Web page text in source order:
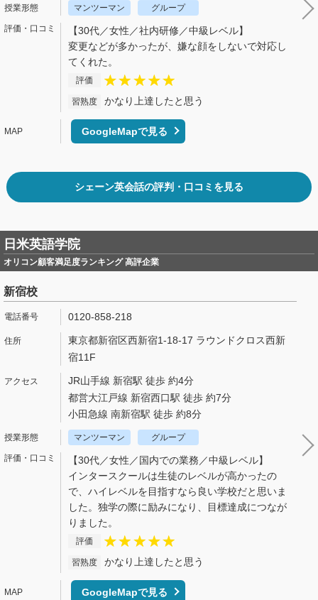
マンツーマン グループ
【30代／女性／社内研修／中級レベル】
変更などが多かったが、嫌な顔をしないで対応し
てくれた。
評価
習熟度 かなり上達したと思う
GoogleMapで見る
シェーン英会話の評判・口コミを見る
日米英語学院
オリコン顧客満足度ランキング 高評企業
新宿校
0120-858-218
東京都新宿区西新宿1-18-17 ラウンドクロス西新
宿11F
JR山手線 新宿駅 徒歩 約4分
都営大江戸線 新宿西口駅 徒歩 約7分
小田急線 南新宿駅 徒歩 約8分
マンツーマン グループ
【30代／女性／国内での業務／中級レベル】
インタースクールは生徒のレベルが高かったの
で、ハイレベルを目指すなら良い学校だと思いま
した。独学の際に励みになり、目標達成につなが
りました。
評価
習熟度 かなり上達したと思う
GoogleMapで見る